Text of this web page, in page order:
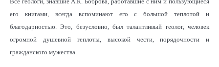
его книгами, всегда вспоминают его с большой теплотой и
благодарностью. Это, безусловно, был талантливый геолог, человек
огромной душевной теплоты, высокой чести, порядочности и
гражданского мужества.